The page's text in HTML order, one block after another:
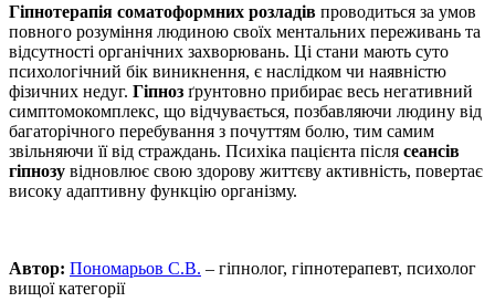
Гіпнотерапія соматоформних розладів проводиться за умов
повного розуміння людиною своїх ментальних переживань та
відсутності органічних захворювань. Ці стани мають суто
психологічний бік виникнення, є наслідком чи наявністю
фізичних недуг. Гіпноз ґрунтовно прибирає весь негативний
симптомокомплекс, що відчувається, позбавляючи людину від
багаторічного перебування з почуттям болю, тим самим
звільняючи її від страждань. Психіка пацієнта після сеансів
гіпнозу відновлює свою здорову життєву активність, повертає
високу адаптивну функцію організму.
Автор: Пономарьов С.В. – гіпнолог, гіпнотерапевт, психолог
вищої категорії